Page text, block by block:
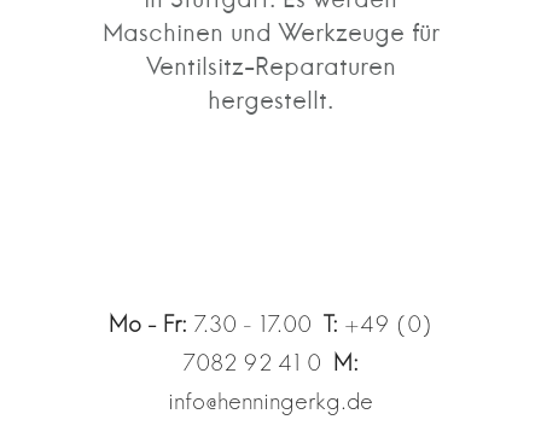
Maschinen und Werkzeuge für
Ventilsitz-Reparaturen
hergestellt.
Mo - Fr: 7.30 - 17.00 T: +49 (0)
7082 92 41 0
M:
info@henningerkg.de